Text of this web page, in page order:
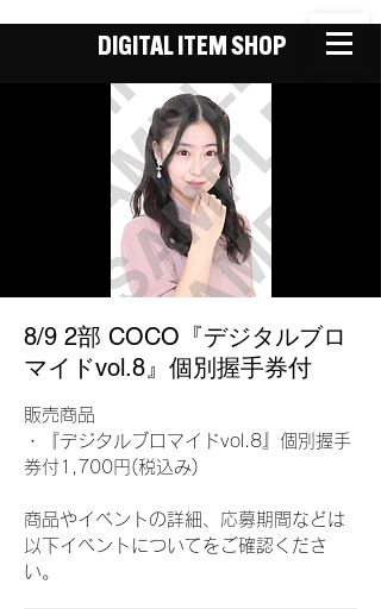
DIGITAL ITEM SHOP
8/9 2部 COCO『デジタルブロ
マイドvol.8』個別握手券付
販売商品
・『デジタルブロマイドvol.8』個別握手
券付1,700円(税込み)
商品やイベントの詳細、応募期間などは
以下イベントについてをご確認くださ
い。